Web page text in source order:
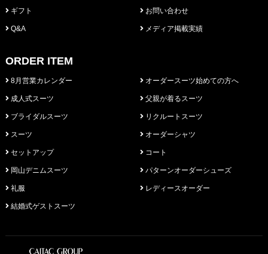
ギフト
Q&A
お問い合わせ
メディア掲載実績
ORDER ITEM
8月営業カレンダー
成人式スーツ
ブライダルスーツ
スーツ
セットアップ
岡山デニムスーツ
礼服
結婚式ゲストスーツ
オーダースーツ始めての方へ
父親が着るスーツ
リクルートスーツ
オーダーシャツ
コート
パターンオーダーシューズ
レディースオーダー